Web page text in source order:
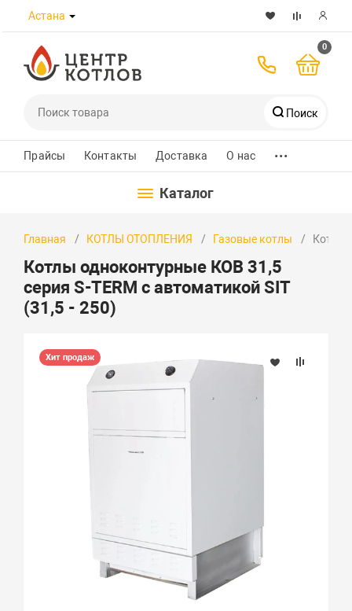
Астана
Поиск
Телефоны
+7 700 580 8223
+7 701 526 30 97
WhatsApp
0
Прайсы Контакты Доставка О нас ...
Каталог
Главная КОТЛЫ ОТОПЛЕНИЯ Газовые котлы Котлы
Котлы одноконтурные КОВ 31,5
серия S-TERM с автоматикой SIT
(31,5 - 250)
Хит продаж